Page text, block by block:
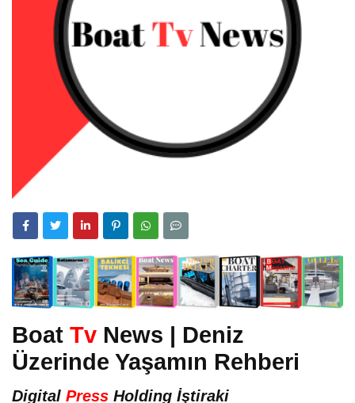
Boat Tv News | Deniz
Üzerinde Yaşamın Rehberi
Digital Press Holding İştiraki